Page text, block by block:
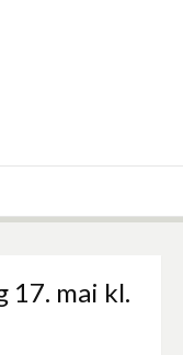
17. mai kl.